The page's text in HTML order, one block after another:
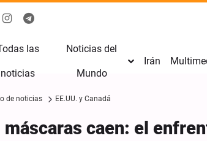
las
noticias
Noticias del
Mundo
Irán
de noticias EE.UU. y Canadá
máscaras caen: el